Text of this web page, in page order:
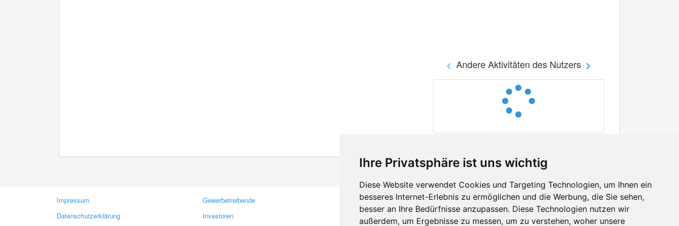
Ihre Privatsphäre ist uns wichtig
Diese Website verwendet Cookies und Targeting Technologien, um Ihnen ein
besseres Internet-Erlebnis zu ermöglichen und die Werbung, die Sie sehen,
besser an Ihre Bedürfnisse anzupassen. Diese Technologien nutzen wir
außerdem, um Ergebnisse zu messen, um zu verstehen, woher unsere
Andere Aktivitäten des Nutzers
Impressum
Datenschutzerklärung
Gewerbetreibende
Investoren
Kontakt
Feedback
Facebook
Twitter